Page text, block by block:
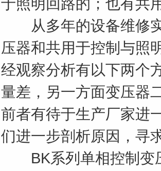
从多年的设备维修实
压器和共用于控制与照
经观察分析有以下两个
量差，另一方面变压器
前者有待于生产厂家进
们进一步剖析原因，寻
BK系列单相控制变